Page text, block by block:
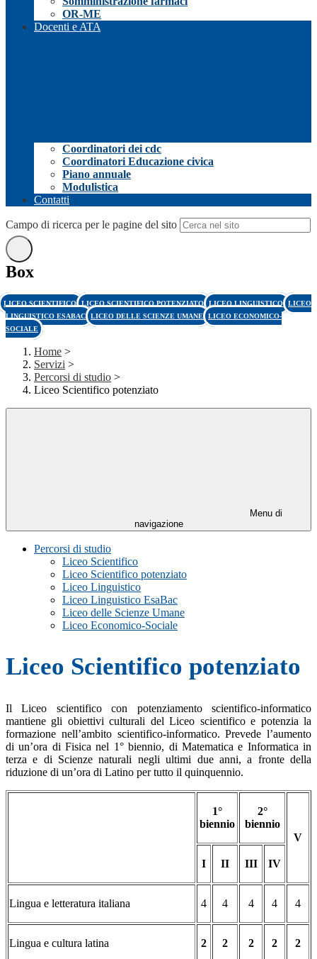
OR-ME
Docenti e ATA
Coordinatori dei cdc
Coordinatori Educazione civica
Piano annuale
Modulistica
Contatti
Campo di ricerca per le pagine del sito
Box
LICEO SCIENTIFICO LICEO SCIENTIFICO POTENZIATO LICEO LINGUISTICO LICEO
LINGUISTICO ESABAC LICEO DELLE SCIENZE UMANE LICEO ECONOMICO-
SOCIALE
Home >
Servizi >
Percorsi di studio >
Liceo Scientifico potenziato
Menu di
navigazione
Percorsi di studio
Liceo Scientifico
Liceo Scientifico potenziato
Liceo Linguistico
Liceo Linguistico EsaBac
Liceo delle Scienze Umane
Liceo Economico-Sociale
Liceo Scientifico potenziato
Il Liceo scientifico con potenziamento scientifico-informatico
mantiene gli obiettivi culturali del Liceo scientifico e potenzia la
formazione nell’ambito scientifico-informatico. Prevede l’aumento
di un’ora di Fisica nel 1° biennio, di Matematica e Informatica in
terza e di Scienze naturali negli ultimi due anni, a fronte della
riduzione di un’ora di Latino per tutto il quinquennio.
1°
biennio
2°
biennio
V
I II III IV
Lingua e letteratura italiana 4 4 4 4 4
Lingua e cultura latina 2 2 2 2 2